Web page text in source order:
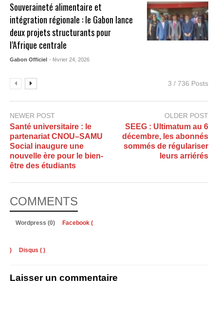
Souveraineté alimentaire et
intégration régionale : le Gabon lance
deux projets structurants pour
l’Afrique centrale
Gabon Officiel - février 24, 2026
3 / 736 Posts
NEWER POST
Santé universitaire : le
partenariat CNOU–SAMU
Social inaugure une
nouvelle ère pour le bien-
être des étudiants
OLDER POST
SEEG : Ultimatum au 6
décembre, les abonnés
sommés de régulariser
leurs arriérés
COMMENTS
Wordpress (0) Facebook (
) Disqus ( )
Laisser un commentaire